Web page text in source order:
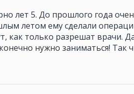
лет 5. До прошлого года
летом ему сделали
как только разрешат врачи.
нужно заниматься! Так